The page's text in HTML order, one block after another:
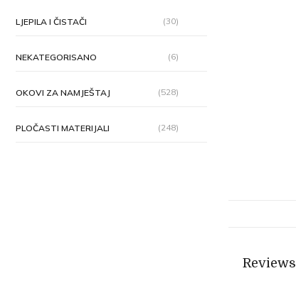
LJEPILA I ČISTAČI (30)
NEKATEGORISANO (6)
OKOVI ZA NAMJEŠTAJ (528)
PLOČASTI MATERIJALI (248)
Reviews